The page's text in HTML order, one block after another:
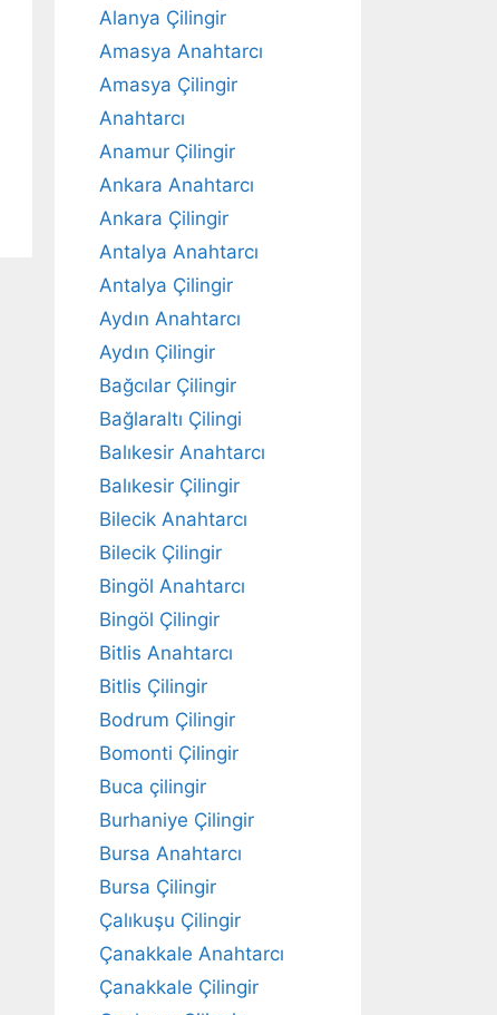
Alanya Çilingir
Amasya Anahtarcı
Amasya Çilingir
Anahtarcı
Anamur Çilingir
Ankara Anahtarcı
Ankara Çilingir
Antalya Anahtarcı
Antalya Çilingir
Aydın Anahtarcı
Aydın Çilingir
Bağcılar Çilingir
Bağlaraltı Çilingi
Balıkesir Anahtarcı
Balıkesir Çilingir
Bilecik Anahtarcı
Bilecik Çilingir
Bingöl Anahtarcı
Bingöl Çilingir
Bitlis Anahtarcı
Bitlis Çilingir
Bodrum Çilingir
Bomonti Çilingir
Buca çilingir
Burhaniye Çilingir
Bursa Anahtarcı
Bursa Çilingir
Çalıkuşu Çilingir
Çanakkale Anahtarcı
Çanakkale Çilingir